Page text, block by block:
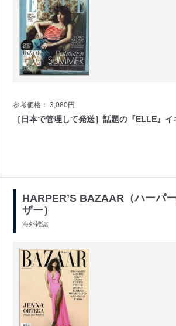
参考価格： 3,080円
［日本で管理して発送］話題の『ELLE』イ
HARPER’S BAZAAR（ハーパ
ザー）
海外雑誌